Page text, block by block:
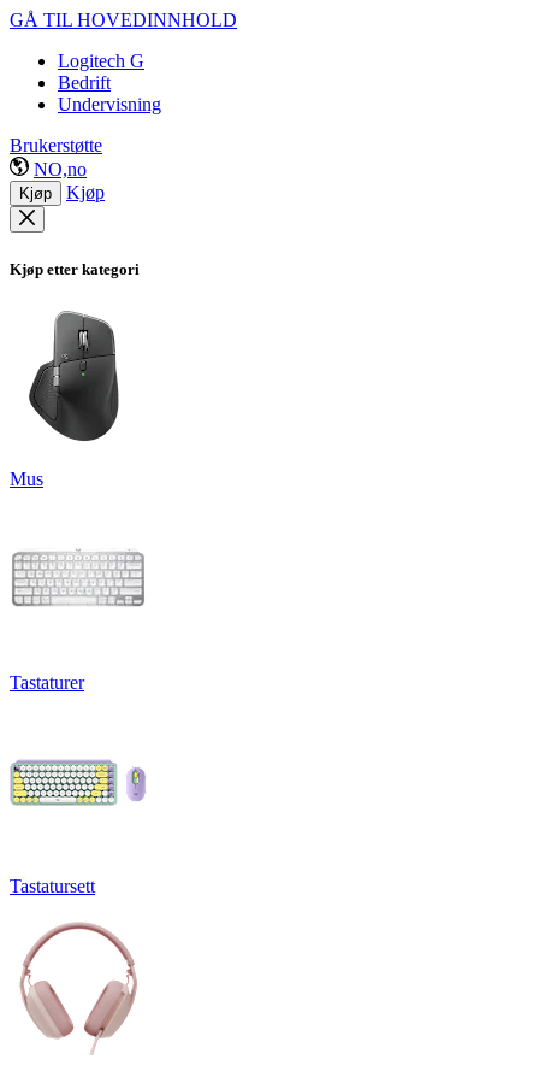
GÅ TIL HOVEDINNHOLD
Logitech G
Bedrift
Undervisning
Brukerstøtte
NO,no
Kjøp Kjøp
Kjøp etter kategori
Mus
Tastaturer
Tastatursett